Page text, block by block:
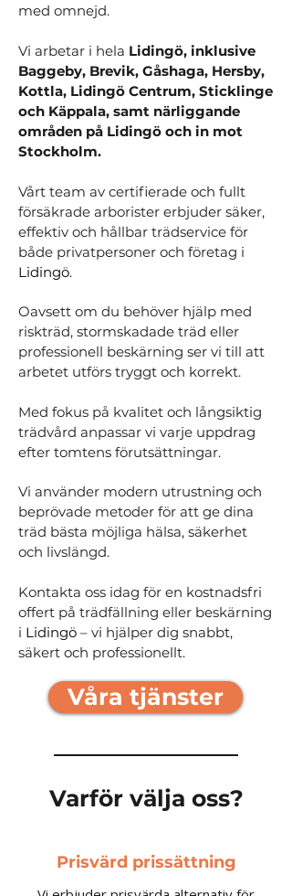
med omnejd.
Vi arbetar i hela Lidingö, inklusive
Baggeby, Brevik, Gåshaga, Hersby,
Kottla, Lidingö Centrum, Sticklinge
och Käppala, samt närliggande
områden på Lidingö och in mot
Stockholm.
Vårt team av certifierade och fullt
försäkrade arborister erbjuder säker,
effektiv och hållbar trädservice för
både privatpersoner och företag i
Lidingö.
Oavsett om du behöver hjälp med
riskträd, stormskadade träd eller
professionell beskärning ser vi till att
arbetet utförs tryggt och korrekt.
Med fokus på kvalitet och långsiktig
trädvård anpassar vi varje uppdrag
efter tomtens förutsättningar.
Vi använder modern utrustning och
beprövade metoder för att ge dina
träd bästa möjliga hälsa, säkerhet
och livslängd.
Kontakta oss idag för en kostnadsfri
offert på trädfällning eller beskärning
i Lidingö – vi hjälper dig snabbt,
säkert och professionellt.
Våra tjänster
Varför välja oss?
Prisvärd prissättning